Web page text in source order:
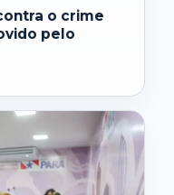
o crime
pelo